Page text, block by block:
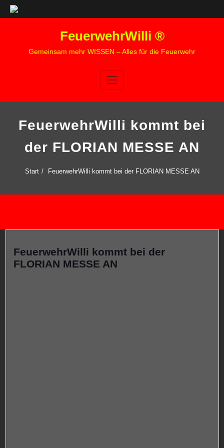
FeuerwehrWilli ®
Gemeinsam mehr WISSEN – Alles für die Feuerwehr
FeuerwehrWilli kommt bei
der FLORIAN MESSE AN
Start FeuerwehrWilli kommt bei der FLORIAN MESSE AN
FeuerwehrWilli kommt bei der
FLORIAN MESSE AN